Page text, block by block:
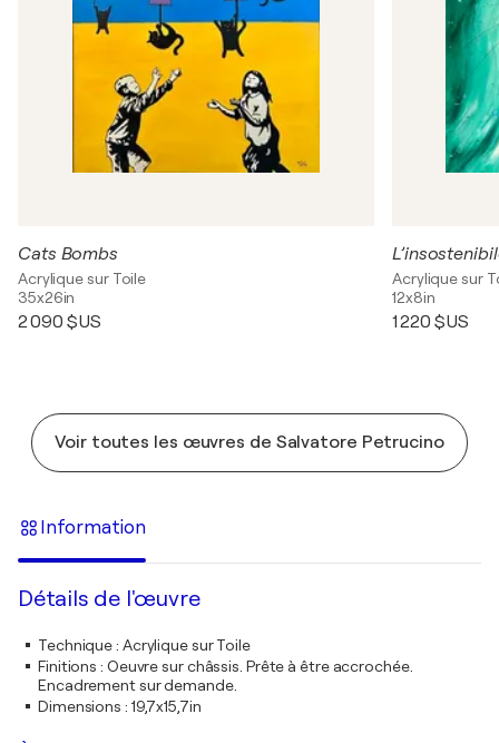
Cats Bombs
Acrylique sur Toile
35x26in
2 090 $US
Acrylique sur
12x8in
1 220 $US
Voir toutes les œuvres de Salvatore Petrucino
Information
Détails de l'œuvre
Technique: Acrylique sur Toile
Finitions : Oeuvre sur châssis. Prête à être accrochée.
Encadrement sur demande.
Dimensions : 19,7x15,7in